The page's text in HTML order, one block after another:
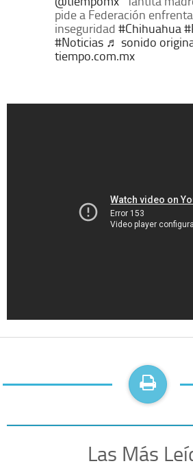
pide a Federación
inseguridad #Chihuahua
#Noticias ♬ sonido
tiempo.com.mx
Las Más